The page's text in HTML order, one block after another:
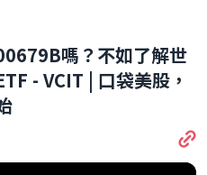
嗎？不如了解世
- VCIT | 口袋美股，